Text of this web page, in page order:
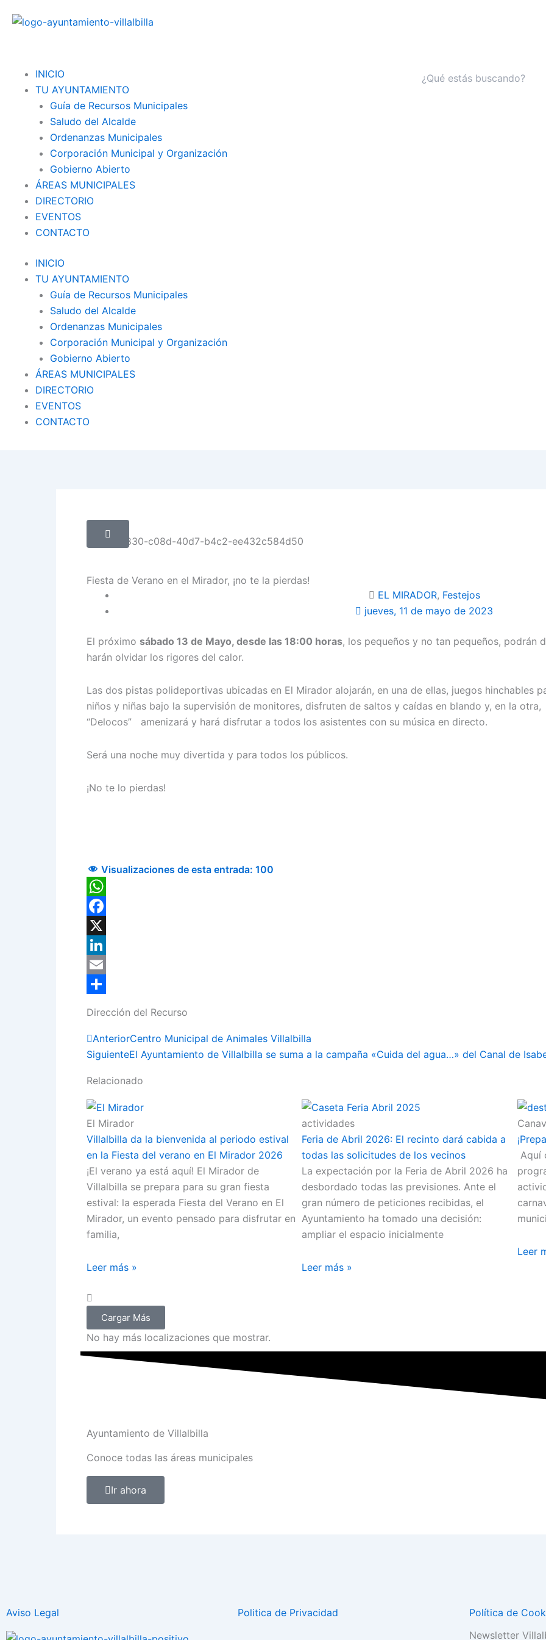
INICIO
TU AYUNTAMIENTO
Guía de Recursos Municipales
Saludo del Alcalde
Ordenanzas Municipales
Corporación Municipal y Organización
Gobierno Abierto
ÁREAS MUNICIPALES
DIRECTORIO
EVENTOS
CONTACTO
Menu
INICIO
TU AYUNTAMIENTO
Guía de Recursos Municipales
Saludo del Alcalde
Ordenanzas Municipales
Corporación Municipal y Organización
Gobierno Abierto
ÁREAS MUNICIPALES
DIRECTORIO
EVENTOS
CONTACTO
Fiesta de Verano en el Mirador, ¡no te la pierdas!
EL MIRADOR, Festejos
jueves, 11 de mayo de 2023
El próximo sábado 13 de Mayo, desde las 18:00 horas, los pequeños y no tan pequeños, podrán
harán olvidar los rigores del calor.
Las dos pistas polideportivas ubicadas en El Mirador alojarán, en una de ellas, juegos hinchables
niños y niñas bajo la supervisión de monitores, disfruten de saltos y caídas en blando y, en la
“Delocos” amenizará y hará disfrutar a todos los asistentes con su música en directo.
Será una noche muy divertida y para todos los públicos.
¡No te lo pierdas!
Visualizaciones de esta entrada: 100
WhatsApp
Facebook
X
LinkedIn
Email
Dirección del Recurso
Prev
AnteriorCentro Municipal de Animales Villalbilla
SiguienteEl Ayuntamiento de Villalbilla se suma a la campaña «Cuida del agua…» del Canal de
Relacionado
El Mirador
Villalbilla da la bienvenida al periodo estival
en la Fiesta del verano en El Mirador 2026
¡El verano ya está aquí! El Mirador de
Villalbilla se prepara para su gran fiesta
estival: la esperada Fiesta del Verano en El
Mirador, un evento pensado para disfrutar en
familia,
Leer más »
actividades
Feria de Abril 2026: El recinto dará cabida a
todas las solicitudes de los vecinos
La expectación por la Feria de Abril 2026 ha
desbordado todas las previsiones. Ante el
gran número de peticiones recibidas, el
Ayuntamiento ha tomado una decisión:
ampliar el espacio inicialmente
Leer más »
Aquí
Leer
Cargar Más
No hay más localizaciones que mostrar.
Ayuntamiento de Villalbilla
Conoce todas las áreas municipales
Ir ahora
Aviso Legal Politica de Privacidad
Política de
Newsletter